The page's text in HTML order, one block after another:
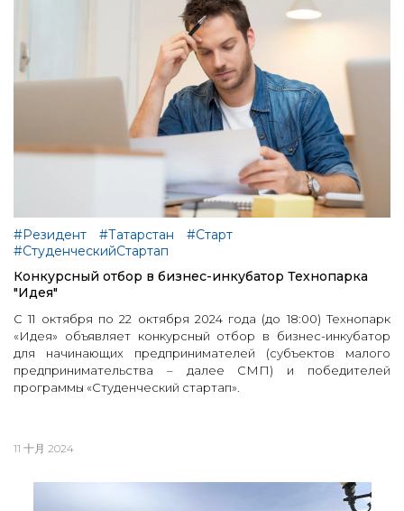
#Резидент #Татарстан
#Старт
#СтуденческийСтартап
Конкурсный отбор в бизнес-инкубатор Технопарка
"Идея"
С 11 октября по 22 октября 2024 года (до 18:00) Технопарк
«Идея» объявляет конкурсный отбор в бизнес-инкубатор
для начинающих предпринимателей (субъектов малого
предпринимательства – далее СМП) и победителей
программы «Студенческий стартап».
11 十月 2024